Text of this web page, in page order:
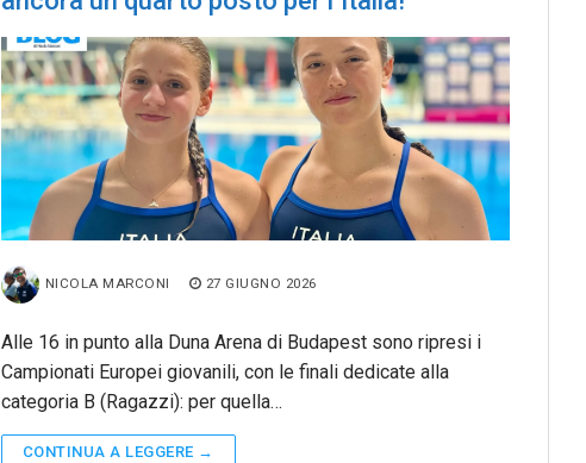
NICOLA MARCONI 27 GIUGNO 2026
Alle 16 in punto alla Duna Arena di Budapest sono ripresi i
Campionati Europei giovanili, con le finali dedicate alla
categoria B (Ragazzi): per quella…
CONTINUA A LEGGERE →